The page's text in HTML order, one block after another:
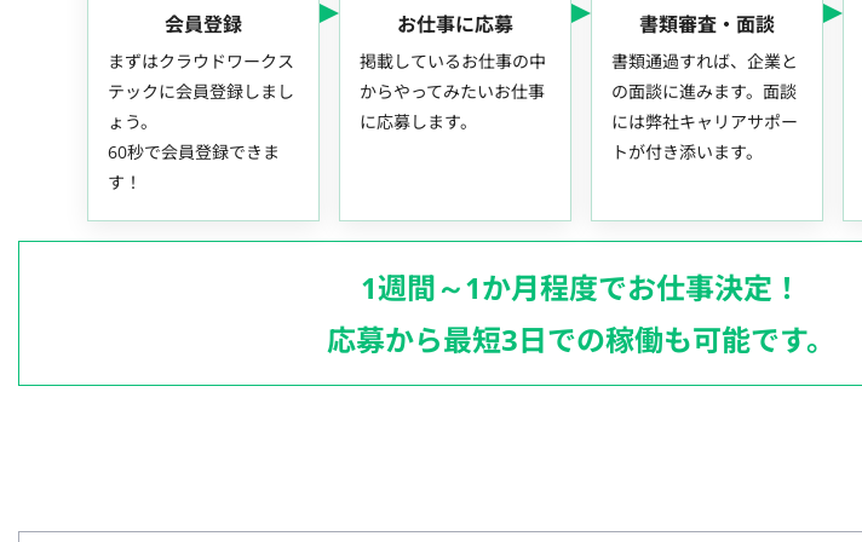
会員登録
まずはクラウドワークス
テックに会員登録しまし
ょう。
60秒で会員登録できま
す！
お仕事に応募
掲載しているお仕事の中
からやってみたいお仕事
に応募します。
書類審査・面談
書類通過すれば、企業と
の面談に進みます。面談
には弊社キャリアサポー
トが付き添います。
1週間～1か月程度でお仕事決定！
応募から最短3日での稼働も可能です。